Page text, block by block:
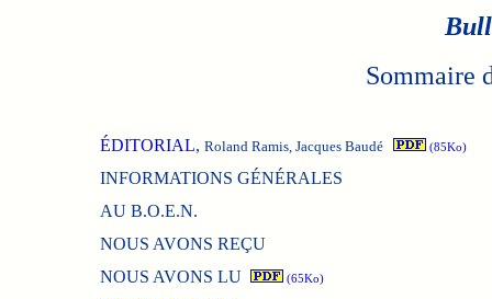
Sommaire
ÉDITORIAL, Roland Ramis, Jacques Baudé (85Ko)
INFORMATIONS GÉNÉRALES
AU B.O.E.N.
NOUS AVONS REÇU
NOUS AVONS LU
(65Ko)